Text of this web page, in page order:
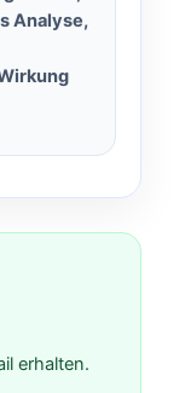
Analyse,
erhalten.